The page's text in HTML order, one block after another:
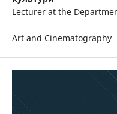
Lecturer at the
Art and Cinematography